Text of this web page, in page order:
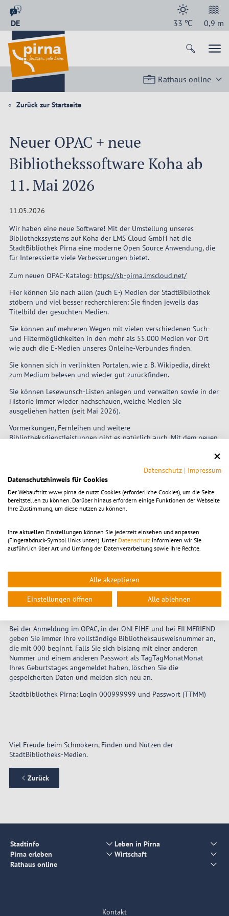
DE 33 ℃ 0,9 m
Rathaus online
Zurück zur Startseite
Neuer OPAC + neue
Bibliothekssoftware Koha ab
11. Mai 2026
11.05.2026
Wir haben eine neue Software! Mit der Umstellung unseres
Bibliothekssystems auf Koha der LMS Cloud GmbH hat die
StadtBibliothek Pirna eine moderne Open Source Anwendung, die
für Interessierte viele Verbesserungen bietet.
Zum neuen OPAC-Katalog: https://sb-pirna.lmscloud.net/
Hier können Sie nach allen (auch E-) Medien der StadtBibliothek
stöbern und viel besser recherchieren: Sie finden jeweils das
Titelbild der gesuchten Medien.
Sie können auf mehreren Wegen mit vielen verschiedenen Such-
und Filtermöglichkeiten in den mehr als 55.000 Medien vor Ort
wie auch die E-Medien unseres Onleihe-Verbundes finden.
Sie können sich in verlinkten Portalen, wie z. B. Wikipedia, direkt
zum Medium belesen und wieder gut zurückfinden.
Sie können Lesewunsch-Listen anlegen und verwalten sowie in der
Historie immer wieder nachschauen, welche Medien Sie
ausgeliehen hatten (seit Mai 2026).
Vormerkungen, Fernleihen und weitere
Bibliotheksdienstleistungen gibt es natürlich auch. Mit dem neuen
OPAC an uns richten und wir schauen, was machbar ist.
www.pirna.de/bibliothek > Kachel "Medien, Konto, Service" zum
Katalog, Konto, zu den E-Medien der "Onleihe Sächsischer Raum"
Zum OPAC-Nutzerkonto:https://sb-pirna.lmscloud.net/
Im orangefarbenen Balken oben finden Sie das Wort
dann sehen Sie Ihr Bibliothekskonto.
Bei der Anmeldung im OPAC, in der ONLEIHE und bei FILMFRIEND
geben Sie immer Ihre vollständige Bibliotheksausweisnummer an,
die mit 000 beginnt. Falls Sie sich bislang mit einer anderen
Nummer und einem anderen Passwort als TagTagMonatMonat
Ihres Geburtstages angemeldet haben, löschen Sie die
gespeicherten Daten und melden sich neu an.
Stadtbibliothek Pirna: Login 000999999 und Passwort (TTMM)
Viel Freude beim Schmökern, Finden und Nutzen der
StadtBibliotheks-Medien.
Zurück
Stadtinfo
Leben in Pirna
Pirna erleben
Wirtschaft
Rathaus online
Kontakt
Datenschutz | Impressum
Datenschutzhinweis für Cookies
Der Webauftritt www.pirna.de nutzt Cookies (erforderliche Cookies), um die Seite
bereitstellen zu können. Darüber hinaus erfordern einige Funktionen der Webseite
Ihre Zustimmung, um diese nutzen zu können.
Ihre aktuellen Einstellungen können Sie jederzeit einsehen und anpassen
(Fingerabdruck-Symbol links unten). Unter Datenschutz informieren wir Sie
ausführlich über Art und Umfang der Datenverarbeitung sowie Ihre Rechte.
Alle akzeptieren
Einstellungen öffnen Alle ablehnen